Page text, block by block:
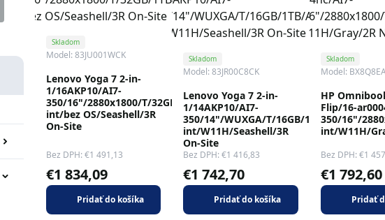
Skladom
Model: 83JU001WCK
Lenovo Yoga 7 2-in-
1/16AKP10/AI7-
350/16"/2880x1800/T/32GB/1TB/AMD
int/bez OS/Seashell/3R
On-Site
Bez DPH: €1 491,13
€1 834,09
Pridať do košíka
Skladom
Model: 83JR00C8CK
Lenovo Yoga 7 2-in-
1/14AKP10/AI7-
350/14"/WUXGA/T/16GB/1TB/AMD
int/W11H/Seashell/3R
On-Site
Bez DPH: €1 416,83
€1 742,70
Pridať do košíka
Skladom
Model:
HP
Flip/16-
350/16"/
int/W11H/
Bez DPH: €1
€1 792,60
Pridať